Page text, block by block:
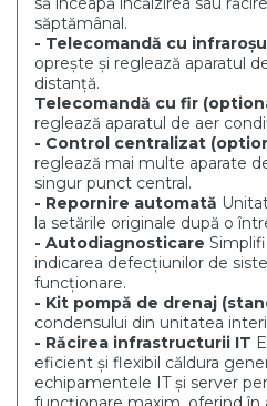
săptămânal.
- Telecomandă cu infraroșu
oprește și reglează aparatul
distanță.
Telecomandă cu fir
reglează aparatul de aer
- Control centralizat
reglează mai multe aparate
singur punct central.
- Repornire automată
la setările originale după o
- Autodiagnosticare
indicarea defecțiunilor de
funcționare.
- Kit pompă de drenaj
condensului din unitatea
- Răcirea infrastructurii IT
eficient și flexibil căldura
echipamentele IT și server